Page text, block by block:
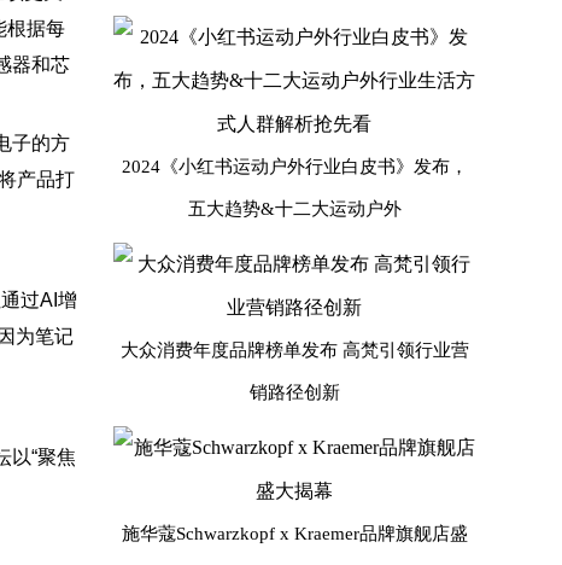
根据每
器和芯
子的方
产品打
过AI增
为笔记
“聚焦
2024《小红书运动户外行业白皮书》发布，
五大趋势&十二大运动户外
大众消费年度品牌榜单发布 高梵引领行业营
销路径创新
施华蔻Schwarzkopf x Kraemer品牌旗舰店盛